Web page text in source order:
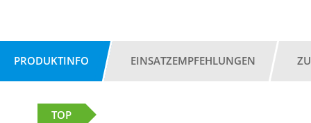
PRODUKTINFO EINSATZEMPFEHLUNGEN
TOP